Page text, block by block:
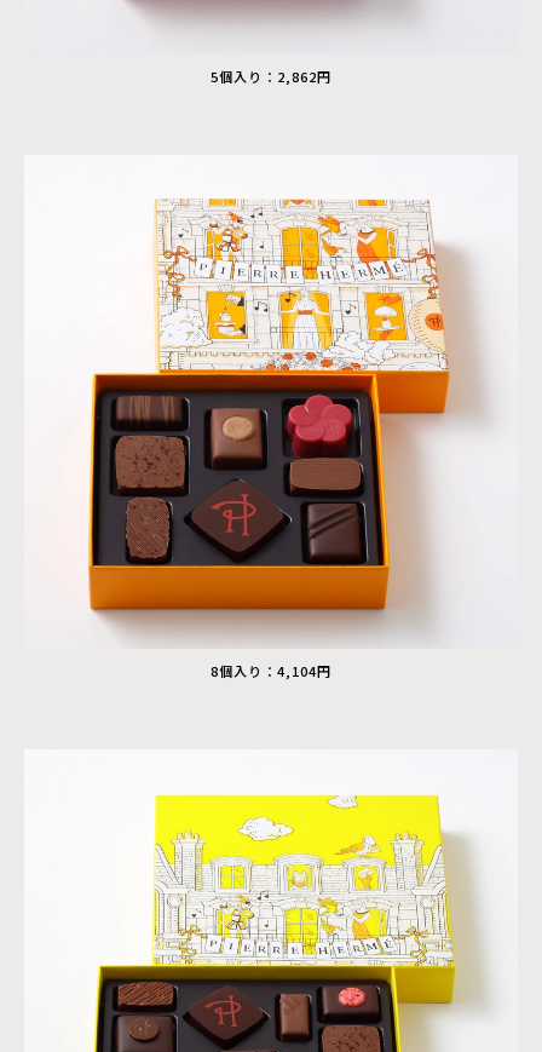
5個入り：2,862円
8個入り：4,104円